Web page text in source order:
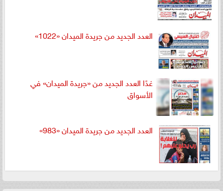
العدد الجديد من جريدة الميدان «1022»
غدًا العدد الجديد من «جريدة الميدان» في
الأسواق
العدد الجديد من جريدة الميدان «983»